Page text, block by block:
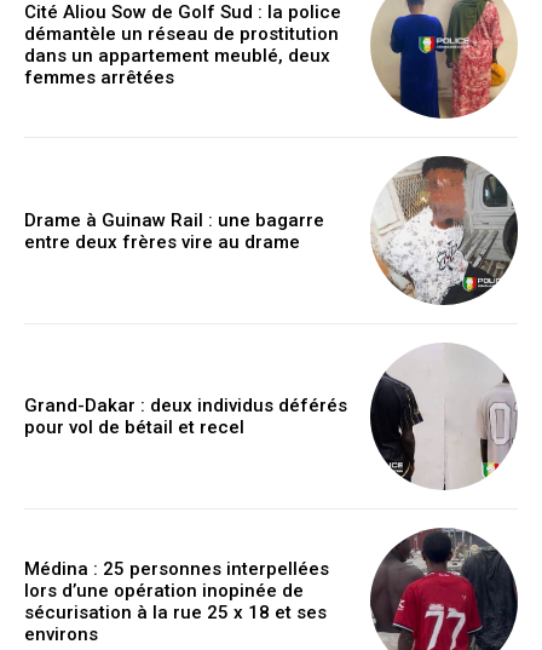
Cité Aliou Sow de Golf Sud : la police
démantèle un réseau de prostitution
dans un appartement meublé, deux
femmes arrêtées
Drame à Guinaw Rail : une bagarre
entre deux frères vire au drame
Grand-Dakar : deux individus déférés
pour vol de bétail et recel
Médina : 25 personnes interpellées
lors d’une opération inopinée de
sécurisation à la rue 25 x 18 et ses
environs